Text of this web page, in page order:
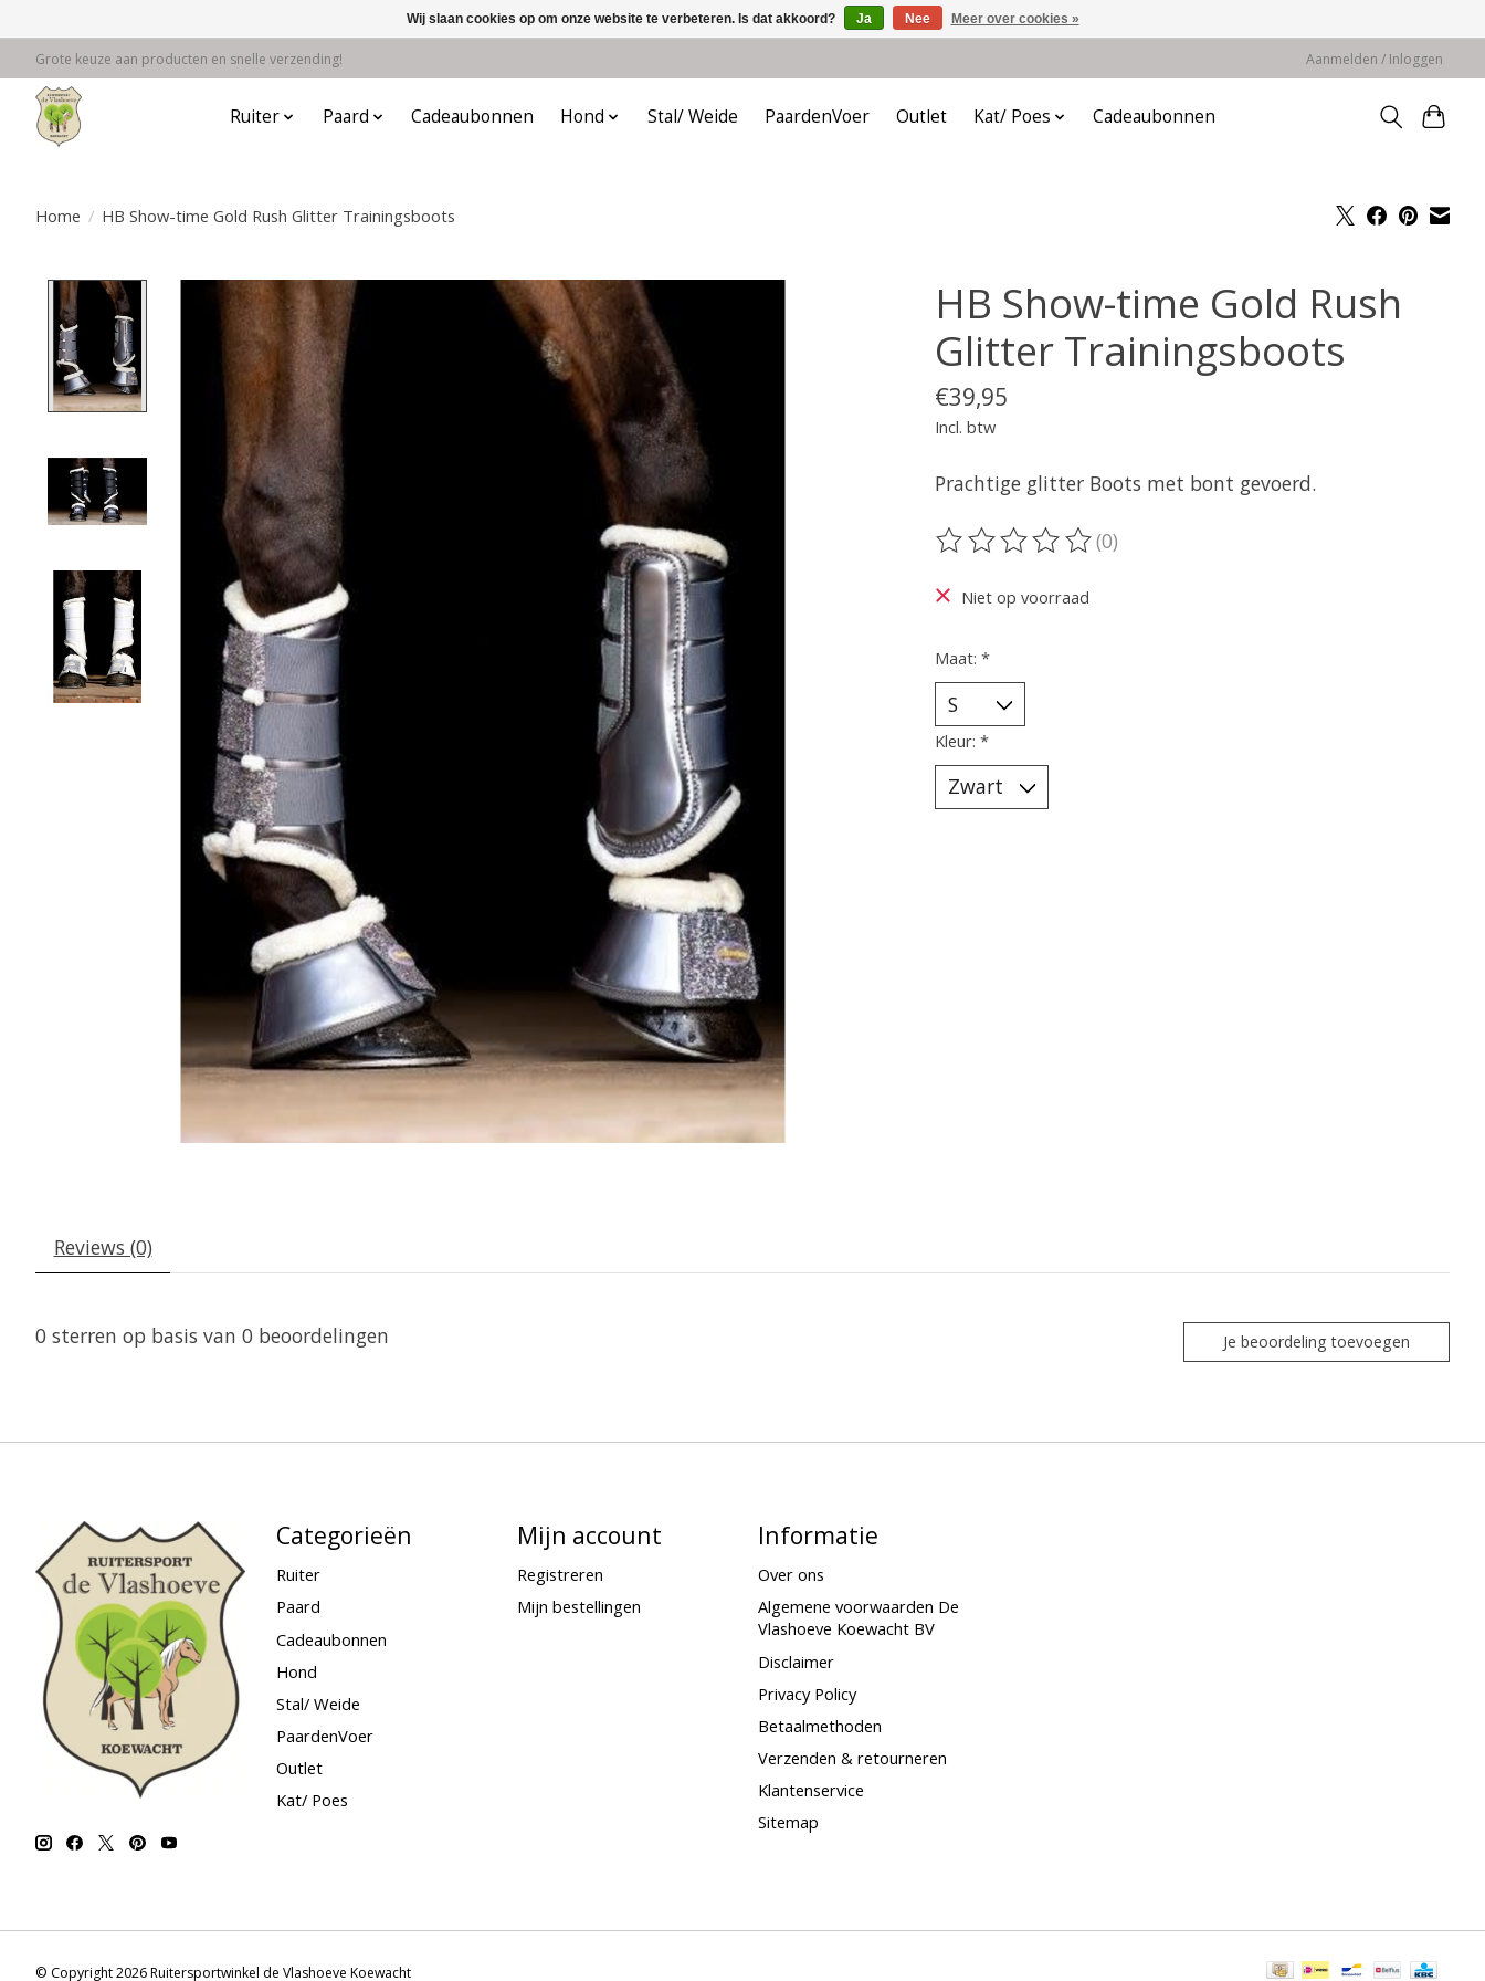
Grote keuze aan producten en snelle verzending! Aanmelden / Inloggen
Ruiter Paard Cadeaubonnen Hond Stal/ Weide PaardenVoer Outlet Kat/ Poes Cadeaubonnen
Home / HB Show-time Gold Rush Glitter Trainingsboots
Product image slideshow Items
HB Show-time Gold Rush
Glitter Trainingsboots
€39,95
Incl. btw
Prachtige glitter Boots met bont gevoerd.
De beoordeling van dit product is
(0)
Niet op voorraad
Maat: *
Kleur: *
Reviews (0)
0 sterren op basis van 0 beoordelingen Je beoordeling toevoegen
Categorieën
Ruiter
Paard
Cadeaubonnen
Hond
Stal/ Weide
PaardenVoer
Outlet
Kat/ Poes
Mijn account
Registreren
Mijn bestellingen
Informatie
Over ons
Algemene voorwaarden De
Vlashoeve Koewacht BV
Disclaimer
Privacy Policy
Betaalmethoden
Verzenden & retourneren
Klantenservice
Sitemap
© Copyright 2026 Ruitersportwinkel de Vlashoeve Koewacht
Wij slaan cookies op om onze website te verbeteren. Is dat akkoord? Ja Nee Meer over cookies »